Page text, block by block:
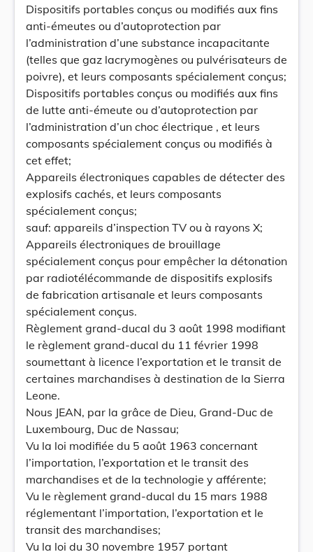
Dispositifs portables conçus ou modifiés aux fins
anti-émeutes ou d’autoprotection par
l’administration d’une substance incapacitante
(telles que gaz lacrymogènes ou pulvérisateurs de
poivre), et leurs composants spécialement conçus;
Dispositifs portables conçus ou modifiés aux fins
de lutte anti-émeute ou d’autoprotection par
l’administration d’un choc électrique , et leurs
composants spécialement conçus ou modifiés à
cet effet;
Appareils électroniques capables de détecter des
explosifs cachés, et leurs composants
spécialement conçus;
sauf: appareils d’inspection TV ou à rayons X;
Appareils électroniques de brouillage
spécialement conçus pour empêcher la détonation
par radiotélécommande de dispositifs explosifs
de fabrication artisanale et leurs composants
spécialement conçus.
Règlement grand-ducal du 3 août 1998 modifiant
le règlement grand-ducal du 11 février 1998
soumettant à licence l’exportation et le transit de
certaines marchandises à destination de la Sierra
Leone.
Nous JEAN, par la grâce de Dieu, Grand-Duc de
Luxembourg, Duc de Nassau;
Vu la loi modifiée du 5 août 1963 concernant
l’importation, l’exportation et le transit des
marchandises et de la technologie y afférente;
Vu le règlement grand-ducal du 15 mars 1988
réglementant l’importation, l’exportation et le
transit des marchandises;
Vu la loi du 30 novembre 1957 portant